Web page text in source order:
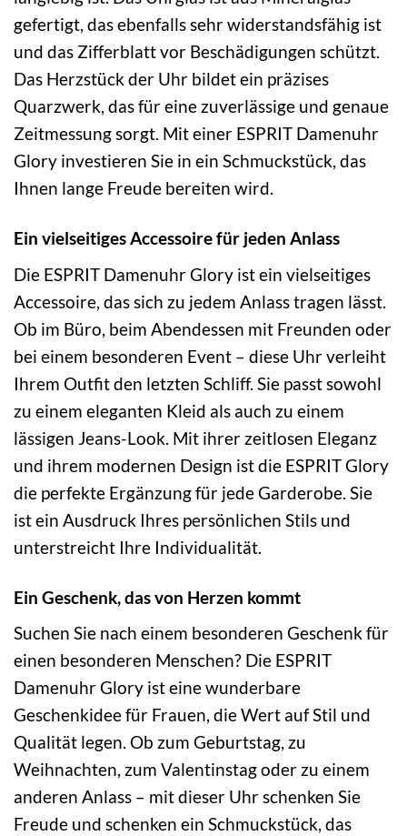
gefertigt, das ebenfalls sehr widerstandsfähig ist
und das Zifferblatt vor Beschädigungen schützt.
Das Herzstück der Uhr bildet ein präzises
Quarzwerk, das für eine zuverlässige und genaue
Zeitmessung sorgt. Mit einer ESPRIT Damenuhr
Glory investieren Sie in ein Schmuckstück, das
Ihnen lange Freude bereiten wird.
Ein vielseitiges Accessoire für jeden Anlass
Die ESPRIT Damenuhr Glory ist ein vielseitiges
Accessoire, das sich zu jedem Anlass tragen lässt.
Ob im Büro, beim Abendessen mit Freunden oder
bei einem besonderen Event – diese Uhr verleiht
Ihrem Outfit den letzten Schliff. Sie passt sowohl
zu einem eleganten Kleid als auch zu einem
lässigen Jeans-Look. Mit ihrer zeitlosen Eleganz
und ihrem modernen Design ist die ESPRIT Glory
die perfekte Ergänzung für jede Garderobe. Sie
ist ein Ausdruck Ihres persönlichen Stils und
unterstreicht Ihre Individualität.
Ein Geschenk, das von Herzen kommt
Suchen Sie nach einem besonderen Geschenk für
einen besonderen Menschen? Die ESPRIT
Damenuhr Glory ist eine wunderbare
Geschenkidee für Frauen, die Wert auf Stil und
Qualität legen. Ob zum Geburtstag, zu
Weihnachten, zum Valentinstag oder zu einem
anderen Anlass – mit dieser Uhr schenken Sie
Freude und schenken ein Schmuckstück, das